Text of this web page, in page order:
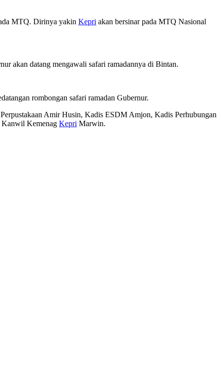
MTQ. Dirinya yakin Kepri akan bersinar pada MTQ Nasional
akan datang mengawali safari ramadannya di Bintan.
rombongan safari ramadan Gubernur.
Amir Husin, Kadis ESDM Amjon, Kadis Perhubungan
Kemenag Kepri Marwin.